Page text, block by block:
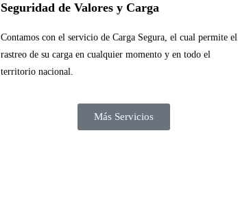
Seguridad de Valores y Carga
Contamos con el servicio de Carga Segura, el cual permite el
rastreo de su carga en cualquier momento y en todo el
territorio nacional.
Más Servicios